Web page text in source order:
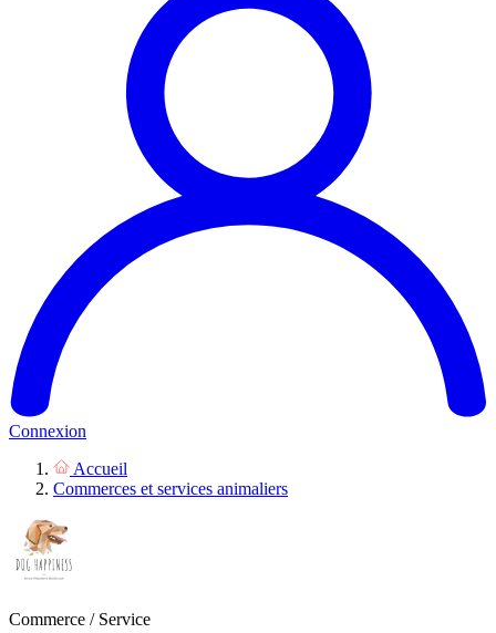
Connexion
Accueil
Commerces et services animaliers
Commerce / Service